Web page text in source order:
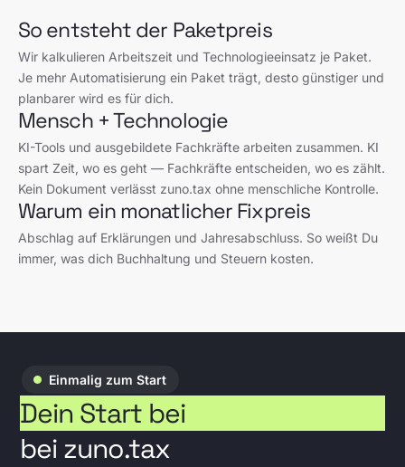
So entsteht der Paketpreis
Wir kalkulieren Arbeitszeit und Technologieeinsatz je Paket.
Je mehr Automatisierung ein Paket trägt, desto günstiger und
planbarer wird es für dich.
Mensch + Technologie
KI-Tools und ausgebildete Fachkräfte arbeiten zusammen. KI
spart Zeit, wo es geht — Fachkräfte entscheiden, wo es zählt.
Kein Dokument verlässt zuno.tax ohne menschliche Kontrolle.
Warum ein monatlicher Fixpreis
Abschlag auf Erklärungen und Jahresabschluss. So weißt Du
immer, was dich Buchhaltung und Steuern kosten.
Dein Start bei
bei zuno.tax
Einmalig zum Start